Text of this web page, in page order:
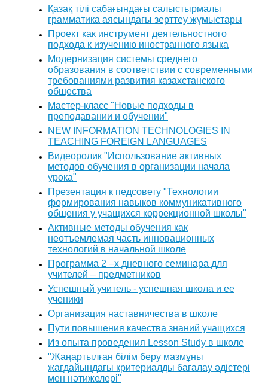
Қазақ тілі сабағындағы салыстырмалы
грамматика аясындағы зерттеу жұмыстары
Проект как инструмент деятельностного
подхода к изучению иностранного языка
Модернизация системы среднего
образования в соответствии с современными
требованиями развития казахстанского
общества
Мастер-класс "Новые подходы в
преподавании и обучении"
NEW INFORMATION TECHNOLOGIES IN
TEACHING FOREIGN LANGUAGES
Видеоролик "Использование активных
методов обучения в организации начала
урока"
Презентация к педсовету "Технологии
формирования навыков коммуникативного
общения у учащихся коррекционной школы"
Активные методы обучения как
неотъемлемая часть инновационных
технологий в начальной школе
Программа 2 –х дневного семинара для
учителей – предметников
Успешный учитель - успешная школа и ее
ученики
Организация наставничества в школе
Пути повышения качества знаний учащихся
Из опыта проведения Lesson Study в школе
"Жаңартылған білім беру мазмұны
жағдайындағы критериалды бағалау әдістері
мен нәтижелері"